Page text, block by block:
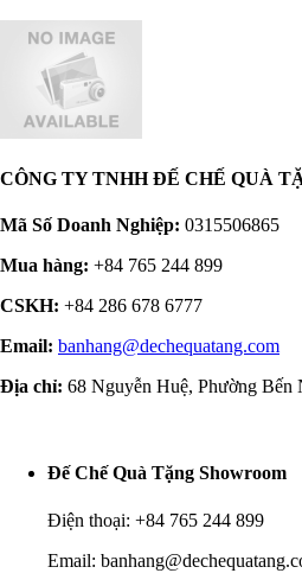
CÔNG TY TNHH ĐẾ CHẾ QUÀ
Mã Số Doanh Nghiệp: 0315506865
Mua hàng: +84 765 244 899
CSKH: +84 286 678 6777
Email: banhang@dechequatang.com
Địa chỉ: 68 Nguyễn Huệ, Phường
Đế Chế Quà Tặng Showroom
Điện thoại: +84 765 244 899
Email: